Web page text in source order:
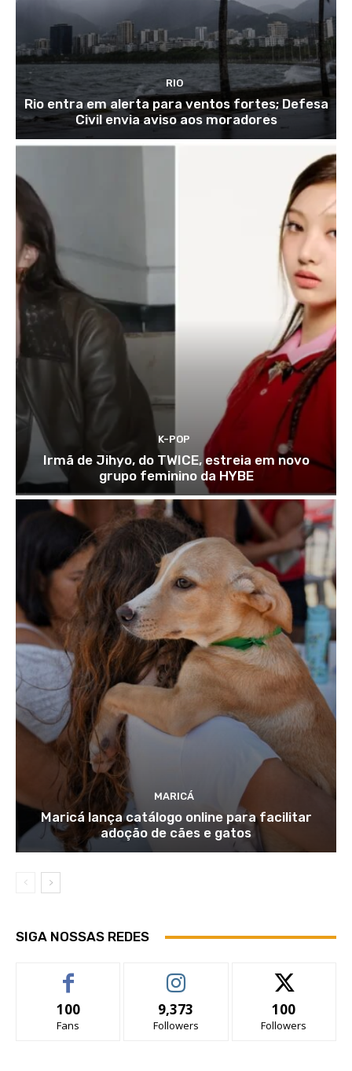
RIO
Rio entra em alerta para ventos fortes; Defesa
Civil envia aviso aos moradores
K-POP
Irmã de Jihyo, do TWICE, estreia em novo
grupo feminino da HYBE
MARICÁ
Maricá lança catálogo online para facilitar
adoção de cães e gatos
SIGA NOSSAS REDES
100
Fans
9,373
Followers
100
Followers